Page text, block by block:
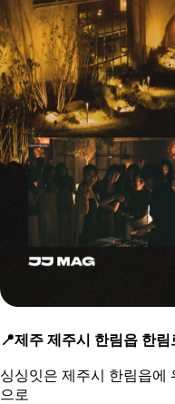
📍제주 제주시 한림읍 한림
싱싱잇은 제주시 한림읍에
으로